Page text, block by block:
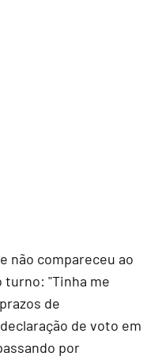
não compareceu ao
turno: "Tinha me
de
de voto em
por